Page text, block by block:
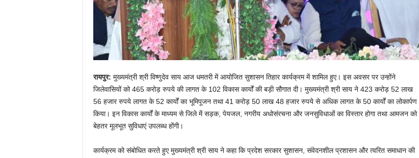
रायपुर: मुख्यमंत्री श्री विष्णुदेव साय आज धमतरी में आयोजित सुशासन तिहार कार्यक्रम में शामिल हुए। इस अवसर पर उन्होंने
जिलेवासियों को 465 करोड़ रुपये की लागत के 102 विकास कार्यों की बड़ी सौगात दी। मुख्यमंत्री श्री साय ने 423 करोड़ 52 लाख
56 हजार रुपये लागत के 52 कार्यों का भूमिपूजन तथा 41 करोड़ 50 लाख 48 हजार रुपये से अधिक लागत के 50 कार्यों का लोकार्पण
किया। इन विकास कार्यों के माध्यम से जिले में सड़क, पेयजल, नगरीय अधोसंरचना और जनसुविधाओं का विस्तार होगा तथा आमजन को
बेहतर मूलभूत सुविधाएं उपलब्ध होंगी।
कार्यक्रम को संबोधित करते हुए मुख्यमंत्री श्री साय ने कहा कि प्रदेश सरकार सुशासन, संवेदनशील प्रशासन और त्वरित समाधान की